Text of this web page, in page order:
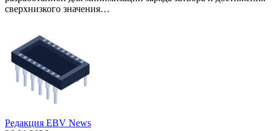
сверхнизкого значения…
Редакция EBV News